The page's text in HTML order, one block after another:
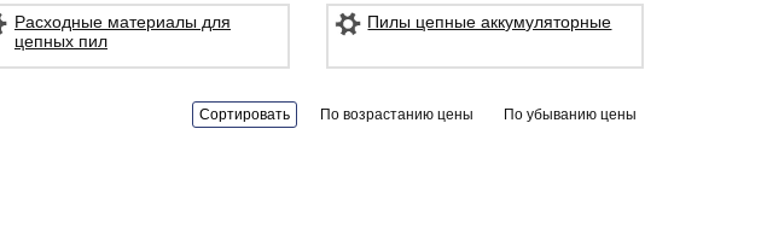
Расходные материалы для
цепных пил
Пилы цепные аккумуляторные
Сортировать По возрастанию цены По убыванию цены